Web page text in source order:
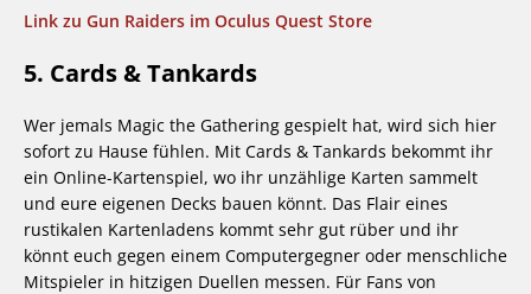
Link zu Gun Raiders im Oculus Quest Store
5. Cards & Tankards
Wer jemals Magic the Gathering gespielt hat, wird sich hier
sofort zu Hause fühlen. Mit Cards & Tankards bekommt ihr
ein Online-Kartenspiel, wo ihr unzählige Karten sammelt
und eure eigenen Decks bauen könnt. Das Flair eines
rustikalen Kartenladens kommt sehr gut rüber und ihr
könnt euch gegen einem Computergegner oder menschliche
Mitspieler in hitzigen Duellen messen. Für Fans von